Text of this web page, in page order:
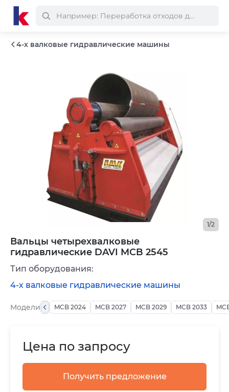
4-х валковые гидравлические машины
Вальцы четырехвалковые
гидравлические DAVI MCB 2545
1/2
Цена по запросу
Получить предложение
Модели MCB 2024 MCB 2027 MCB 2029 MCB 2033
Тип оборудования:
4-х валковые гидравлические машины